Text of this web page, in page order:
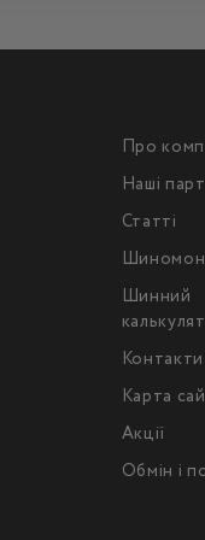
Про
Наші
Статті
Шинний
Контакти
Карта
Акції
Обмін і